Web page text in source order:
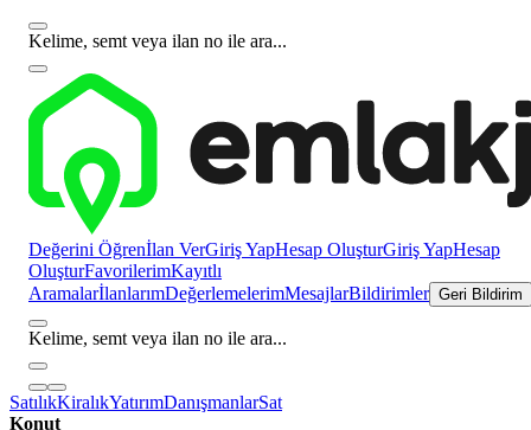
Kelime, semt veya ilan no ile ara...
Değerini Öğrenİlan VerGiriş YapHesap OluşturGiriş YapHesap
OluşturFavorilerimKayıtlı
AramalarİlanlarımDeğerlemelerimMesajlarBildirimler Geri Bildirim
Kelime, semt veya ilan no ile ara...
SatılıkKiralıkYatırımDanışmanlarSat
Konut